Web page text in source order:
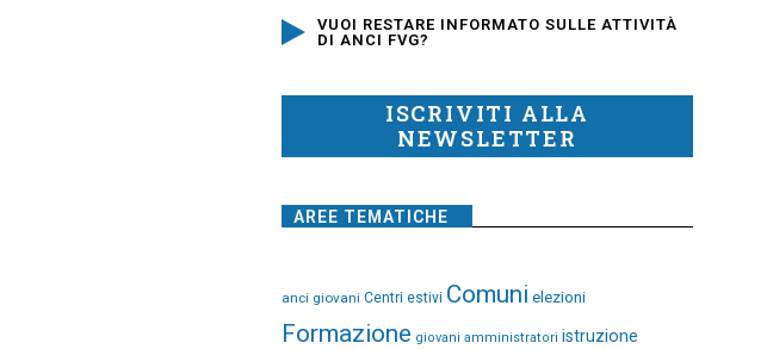
VUOI RESTARE INFORMATO SULLE ATTIVITÀ
DI ANCI FVG?
ISCRIVITI ALLA
NEWSLETTER
AREE TEMATICHE
anci giovani Centri estivi Comuni elezioni
Formazione giovani amministratori istruzione